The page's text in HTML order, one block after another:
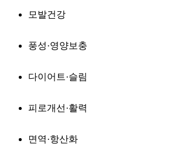
모발건강
풍성·영양보충
다이어트·슬림
피로개선·활력
면역·항산화